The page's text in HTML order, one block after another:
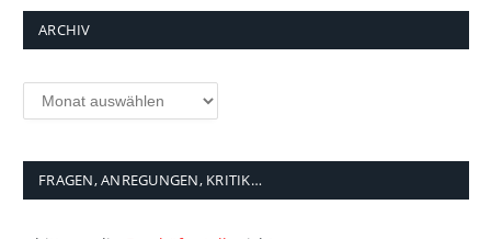
ARCHIV
Archiv
FRAGEN, ANREGUNGEN, KRITIK…